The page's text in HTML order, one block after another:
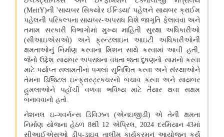
के साथ चिन्हित किया
आई4सी ने कॉरपोरेट कर्मियों और वित्तीय पेशेवरों को 'बॉस स्कैम' के प्रति
आगाह किया है: गलत 'खाता विवरण', 'एमसीए' और 'आरबीआई' फाइलों के
माध्यम से व्हाट्सएप अकाउंट को हैक कर बड़ी रकम की वित्तीय धोखाधड़ी की
जा रही है
सूचना और प्रसारण मंत्रालय
मुख्य सचिवों और आपदा प्रबंधन विभागों से संवेदनशील क्षेत्रों में नए सामुदायिक
रेडियो स्टेशनों को बढ़ावा देने का आग्रह किया गया; बाढ़, भूकंप और बिजली
गिरने से प्रभावित स्टेशनों के लिए 11.50 लाख रुपये का आपातकालीन
अनुदान उप...